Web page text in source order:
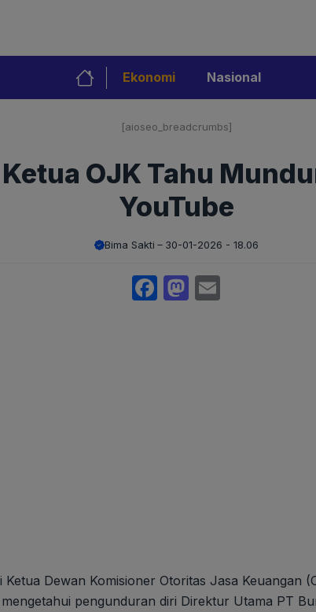
Ekonomi Nasional
[aioseo_breadcrumbs]
OJK Tahu
YouTube
Bima Sakti 30-01-2026 - 18.06
Facebook
Mastodon
Dewan Komisioner Otoritas Jasa Keuangan
pengunduran diri Direktur Utama PT